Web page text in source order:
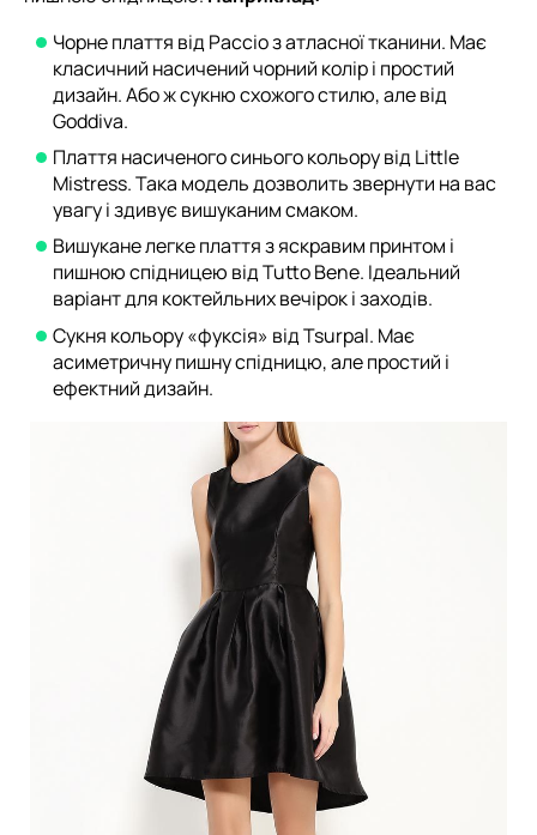
Чорне плаття від Paccio з атласної тканини. Має
класичний насичений чорний колір і простий
дизайн. Або ж сукню схожого стилю, але від
Goddiva.
Плаття насиченого синього кольору від Little
Mistress. Така модель дозволить звернути на вас
увагу і здивує вишуканим смаком.
Вишукане легке плаття з яскравим принтом і
пишною спідницею від Tutto Bene. Ідеальний
варіант для коктейльних вечірок і заходів.
Сукня кольору «фуксія» від Tsurpal. Має
асиметричну пишну спідницю, але простий і
ефектний дизайн.